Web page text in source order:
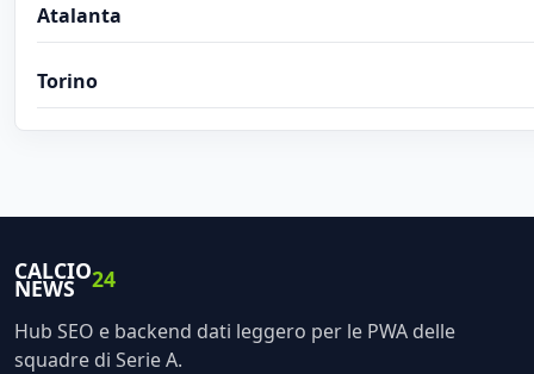
Atalanta
Torino
CALCIO
NEWS 24
Hub SEO e backend dati leggero per le PWA delle
squadre di Serie A.